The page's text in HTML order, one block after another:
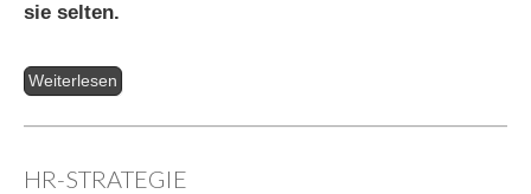
sie selten.
Weiterlesen
HR-STRATEGIE